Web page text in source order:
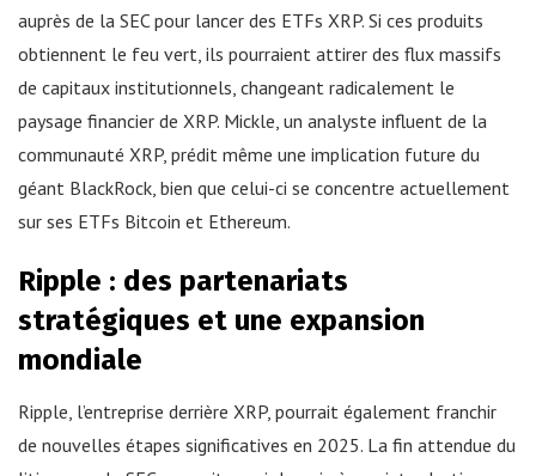
auprès de la SEC pour lancer des ETFs XRP. Si ces produits
obtiennent le feu vert, ils pourraient attirer des flux massifs
de capitaux institutionnels, changeant radicalement le
paysage financier de XRP. Mickle, un analyste influent de la
communauté XRP, prédit même une implication future du
géant BlackRock, bien que celui-ci se concentre actuellement
sur ses ETFs Bitcoin et Ethereum.
Ripple : des partenariats
stratégiques et une expansion
mondiale
Ripple, l’entreprise derrière XRP, pourrait également franchir
de nouvelles étapes significatives en 2025. La fin attendue du